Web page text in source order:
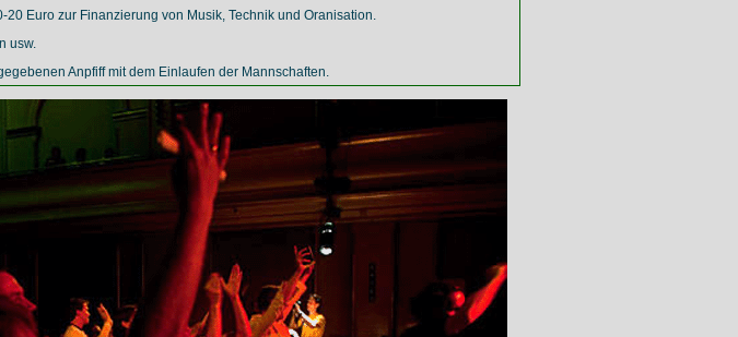
Euro zur Finanzierung von Musik, Technik und Oranisation.
usw.
Anpfiff mit dem Einlaufen der Mannschaften.